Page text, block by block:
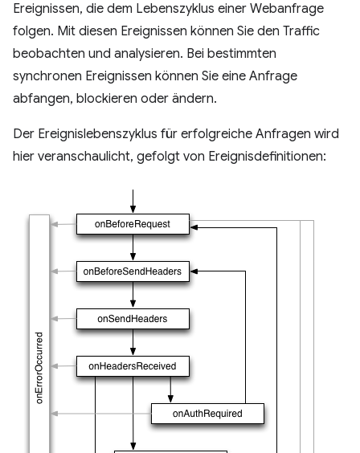
Ereignissen, die dem Lebenszyklus einer Webanfrage
folgen. Mit diesen Ereignissen können Sie den Traffic
beobachten und analysieren. Bei bestimmten
synchronen Ereignissen können Sie eine Anfrage
abfangen, blockieren oder ändern.
Der Ereignislebenszyklus für erfolgreiche Anfragen wird
hier veranschaulicht, gefolgt von Ereignisdefinitionen: